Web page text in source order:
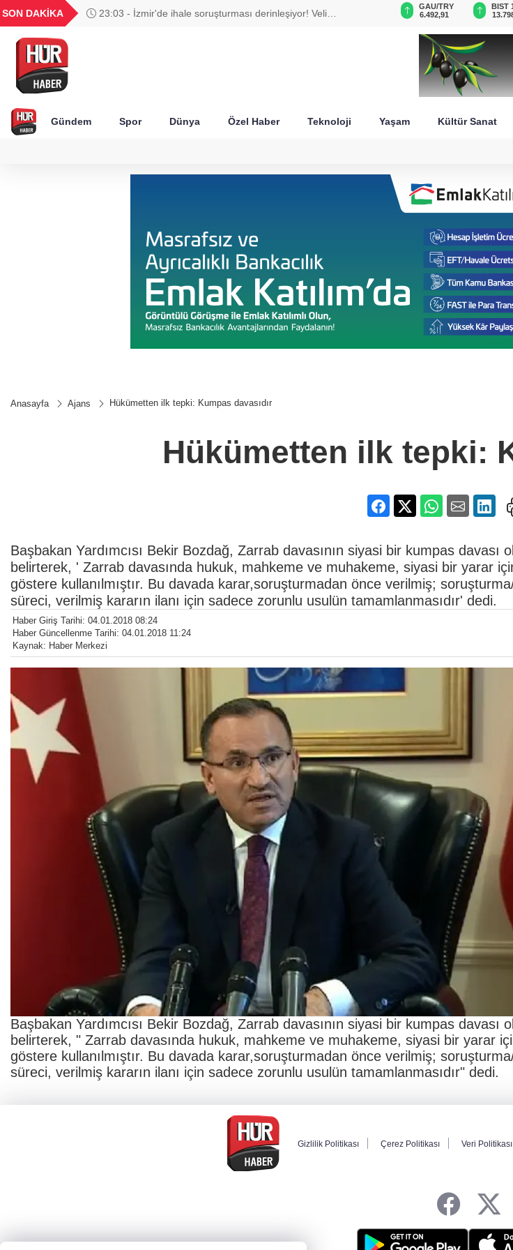
SON DAKİKA
23:03 - İzmir'de ihale soruşturması derinleşiyor! Veli
UYU
1,1828
18,2096
16,2408
28,0626
GAU/TRY
6.492,91
BIST
Gündem Spor Dünya Özel Haber Teknoloji Yaşam Kültür Sanat
Anasayfa Ajans Hükümetten ilk tepki: Kumpas davasıdır
Hükümetten ilk tepki:
Başbakan Yardımcısı Bekir Bozdağ, Zarrab davasının siyasi bir kumpas davası
belirterek, ' Zarrab davasında hukuk, mahkeme ve muhakeme, siyasi bir yarar
göstere kullanılmıştır. Bu davada karar,soruşturmadan önce verilmiş;
süreci, verilmiş kararın ilanı için sadece zorunlu usulün tamamlanmasıdır' dedi.
Haber Giriş Tarihi: 04.01.2018 08:24
Haber Güncellenme Tarihi: 04.01.2018 11:24
Kaynak: Haber Merkezi
Başbakan Yardımcısı Bekir Bozdağ, Zarrab davasının siyasi bir kumpas davası
belirterek, " Zarrab davasında hukuk, mahkeme ve muhakeme, siyasi bir yarar
göstere kullanılmıştır. Bu davada karar,soruşturmadan önce verilmiş;
süreci, verilmiş kararın ilanı için sadece zorunlu usulün tamamlanmasıdır" dedi.
Gizlilik Politikası Çerez Politikası Veri Politikası